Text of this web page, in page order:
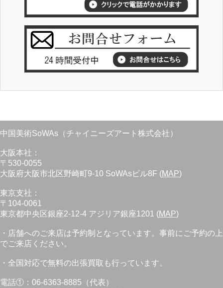
中国美術SoWAs（チャイニーズアート株式会社）
大阪本社：
〒530-0055
大阪府大阪市北区野崎町9-10 SoWAsビル8F (MAP)
東京支社：
〒104-0061
東京都中央区銀座2-12-4 アジリア銀座1201 (MAP)
・店舗へのご来店は予約制となっています。事前にご予約の上
でご来店ください。
・全国対応で無料の出張買取も行っています。
電話①：06-6363-8885（代表）